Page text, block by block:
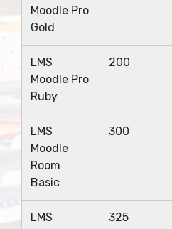
Moodle Pro
Gold
LMS
Moodle Pro
Ruby
200
LMS
Moodle
Room
Basic
300
LMS
325